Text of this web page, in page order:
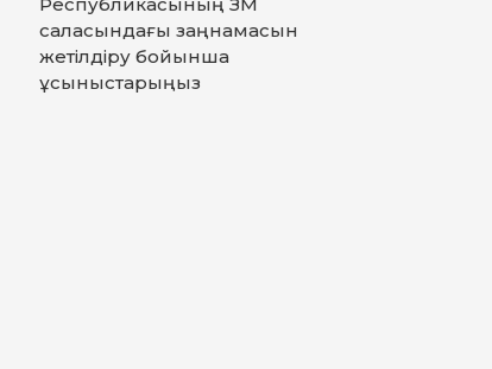
саласындағы заңнамасын
жетілдіру бойынша
ұсыныстарыңыз